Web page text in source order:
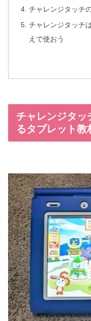
チャレンジタッチ
チャレンジタッチ
えで使おう
チャレンジタッ
るタブレット教